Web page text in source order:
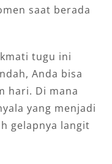
saat berada
tugu ini
Anda bisa
hari. Di mana
yang menjadi
gelapnya langit